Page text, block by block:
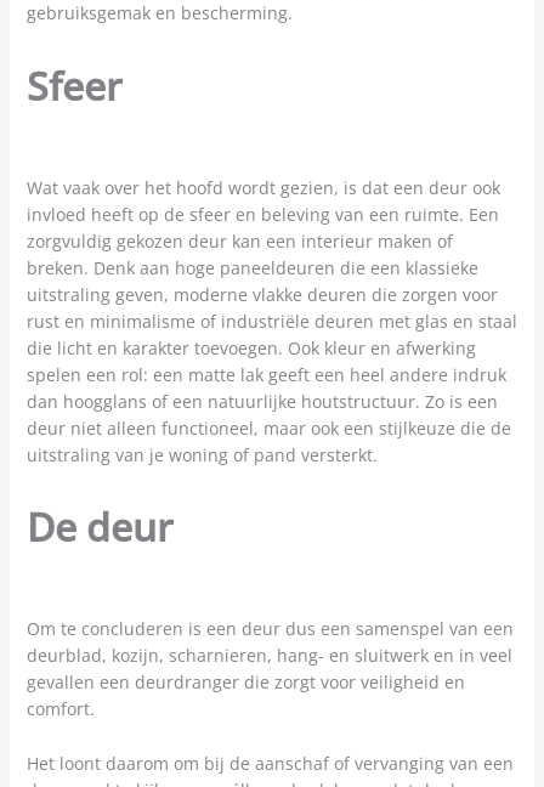
gebruiksgemak en bescherming.
Sfeer
Wat vaak over het hoofd wordt gezien, is dat een deur ook
invloed heeft op de sfeer en beleving van een ruimte. Een
zorgvuldig gekozen deur kan een interieur maken of
breken. Denk aan hoge paneeldeuren die een klassieke
uitstraling geven, moderne vlakke deuren die zorgen voor
rust en minimalisme of industriële deuren met glas en staal
die licht en karakter toevoegen. Ook kleur en afwerking
spelen een rol: een matte lak geeft een heel andere indruk
dan hoogglans of een natuurlijke houtstructuur. Zo is een
deur niet alleen functioneel, maar ook een stijlkeuze die de
uitstraling van je woning of pand versterkt.
De deur
Om te concluderen is een deur dus een samenspel van een
deurblad, kozijn, scharnieren, hang- en sluitwerk en in veel
gevallen een deurdranger die zorgt voor veiligheid en
comfort.
Het loont daarom om bij de aanschaf of vervanging van een